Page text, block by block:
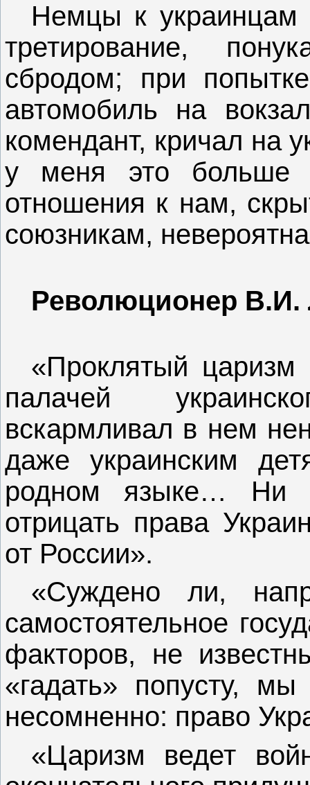
Немцы к украинцам
третирование,
сбродом; при
автомобиль на
комендант, кричал на
у меня это больше
отношения к нам,
союзникам,
Революционер
«Проклятый царизм
палачей
вскармливал в нем
даже украинским
родном языке… Ни
отрицать права
от России».
«Суждено ли,
самостоятельное
факторов, не
«гадать» попусту,
несомненно: право
«Царизм ведет